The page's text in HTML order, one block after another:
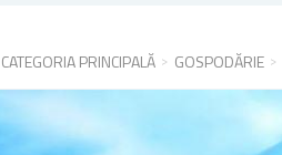
CATEGORIA PRINCIPALĂ GOSPODĂRIE